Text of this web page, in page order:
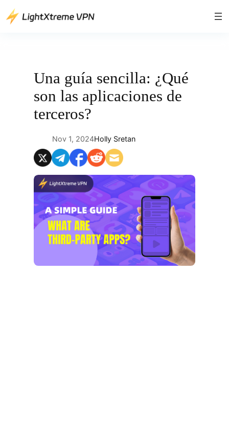
Saltar
Una guía sencilla: ¿Qué
son las aplicaciones de
terceros?
Nov 1, 2024Holly Sretan